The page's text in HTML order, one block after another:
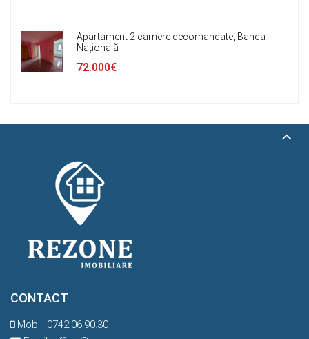
Apartament 2 camere decomandate, Banca
Națională
72.000€
CONTACT
Mobil: 0742.06.90.30